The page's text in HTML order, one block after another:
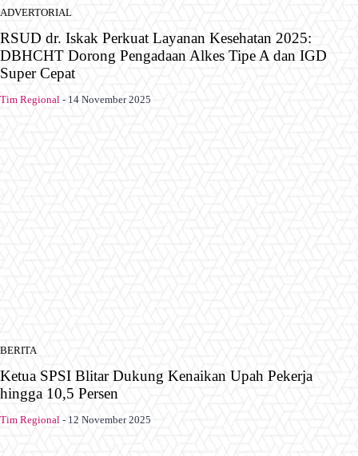
ADVERTORIAL
RSUD dr. Iskak Perkuat Layanan Kesehatan 2025:
DBHCHT Dorong Pengadaan Alkes Tipe A dan IGD
Super Cepat
Tim Regional - 14 November 2025
BERITA
Ketua SPSI Blitar Dukung Kenaikan Upah Pekerja
hingga 10,5 Persen
Tim Regional - 12 November 2025